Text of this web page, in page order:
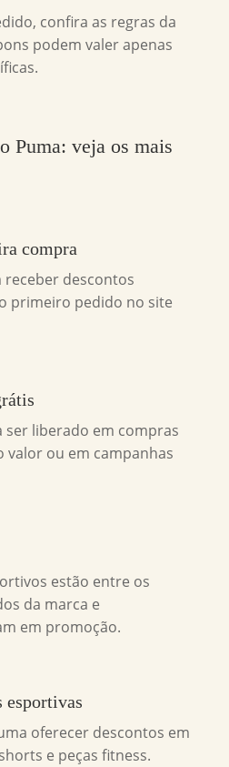
confira as regras da
podem valer apenas
Puma: veja os mais
compra
receber descontos
primeiro pedido no site
ser liberado em compras
ou em campanhas
estão entre os
da marca e
em promoção.
esportivas
oferecer descontos em
e peças fitness.